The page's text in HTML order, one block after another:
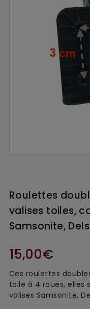
Roulettes
valises toiles,
Samsonite,
15,00€
Ces roulettes
toile à 4 roues, elles
valises Samsonite,